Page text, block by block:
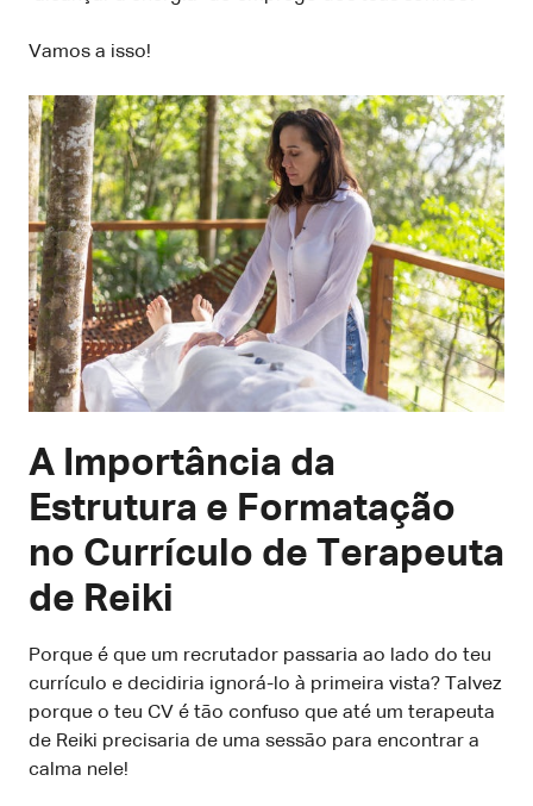
Vamos a isso!
A Importância da
Estrutura e Formatação
no Currículo de Terapeuta
de Reiki
Porque é que um recrutador passaria ao lado do teu
currículo e decidiria ignorá-lo à primeira vista? Talvez
porque o teu CV é tão confuso que até um terapeuta
de Reiki precisaria de uma sessão para encontrar a
calma nele!